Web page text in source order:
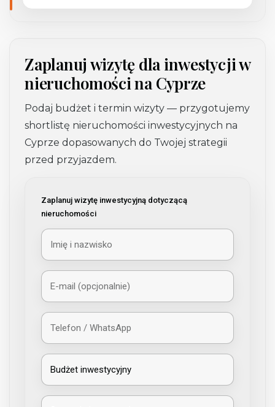
Zaplanuj wizytę dla inwestycji w
nieruchomości na Cyprze
Podaj budżet i termin wizyty — przygotujemy
shortlistę nieruchomości inwestycyjnych na
Cyprze dopasowanych do Twojej strategii
przed przyjazdem.
Zaplanuj wizytę inwestycyjną dotyczącą
nieruchomości